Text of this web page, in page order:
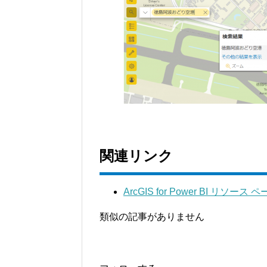
関連リンク
ArcGIS for Power BI リソース ペ
類似の記事がありません